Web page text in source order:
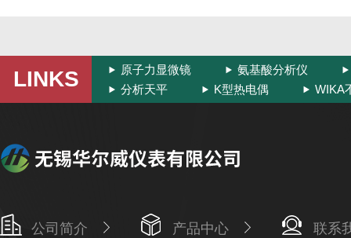
LINKS 原子力显微镜
氨基酸分析仪
分析天平
K型热电偶 WIKA
公司简介 产品中心 联系